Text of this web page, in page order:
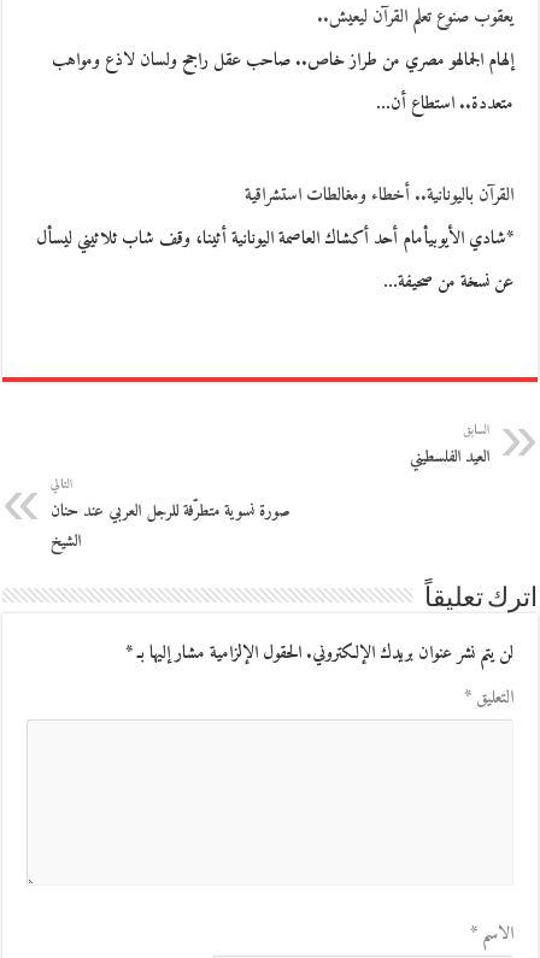
يعقوب صنوع تعلم القرآن ليعيش..
إلهام الجمالهو مصري من طراز خاص.. صاحب عقل راجح ولسان لاذع ومواهب
متعددة.. استطاع أن…
القرآن باليونانية.. أخطاء ومغالطات استشراقية
*شادي الأيوبيأمام أحد أكشاك العاصمة اليونانية أثينا، وقف شاب ثلاثيني ليسأل
عن نسخة من صحيفة…
السابق
العيد الفلسطيني
التالي
صورة نسوية متطرّفة للرجل العربي عند حنان
الشيخ
اترك تعليقاً
لن يتم نشر عنوان بريدك الإلكتروني.الحقول الإلزامية مشار إليها بـ*
التعليق*
الاسم*